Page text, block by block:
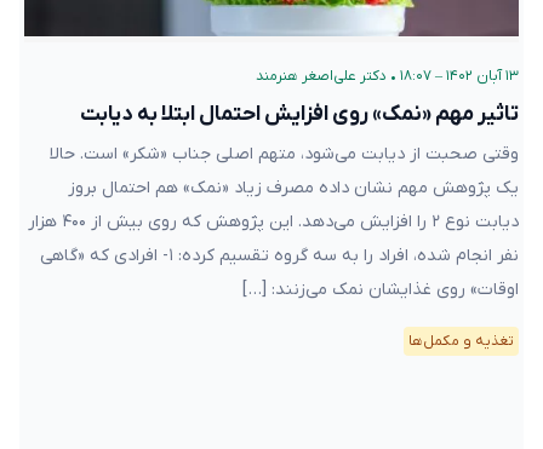
۱۳ آبان ۱۴۰۲ – ۱۸:۰۷ • دکتر علی‌اصغر هنرمند
تاثیر مهم «نمک» روی افزایش احتمال ابتلا به دیابت
وقتی صحبت از دیابت می‌شود، متهم اصلی جناب «شکر» است. حالا
یک پژوهش مهم نشان داده مصرف زیاد «نمک» هم احتمال بروز
دیابت نوع ۲ را افزایش می‌دهد. این پژوهش که روی بیش از ۴۰۰ هزار
نفر انجام شده، افراد را به سه گروه تقسیم کرده: ۱- افرادی که «گاهی‌
اوقات» روی غذایشان نمک می‌زنند: […]
تغذیه و مکمل‌ها